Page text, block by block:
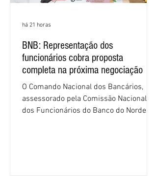
BNB: Representação dos
funcionários cobra proposta
completa na próxima negociação
O Comando Nacional dos Bancários,
assessorado pela Comissão Nacional
dos Funcionários do Banco do Nordeste
há 21 horas